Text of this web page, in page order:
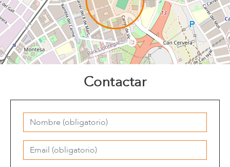
Contactar